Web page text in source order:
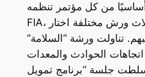
من كل مؤتمر تنظمه
FIA، وقد شهد اليوم الثاني ثلاث ورش مختلفة اختار
تناولت ورشة “السلامة”
الحوادث والمعدات
سلطت جلسة “برنامج تمويل